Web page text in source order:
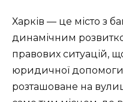
Харків — це місто з
динамічним
правових ситуацій,
юридичної
розташоване на